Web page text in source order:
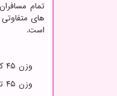
تمام
های
است.
وزن ۴۵ کیلوگرم
وزن ۴۵ تا ۱۰۰ کیلوگرم